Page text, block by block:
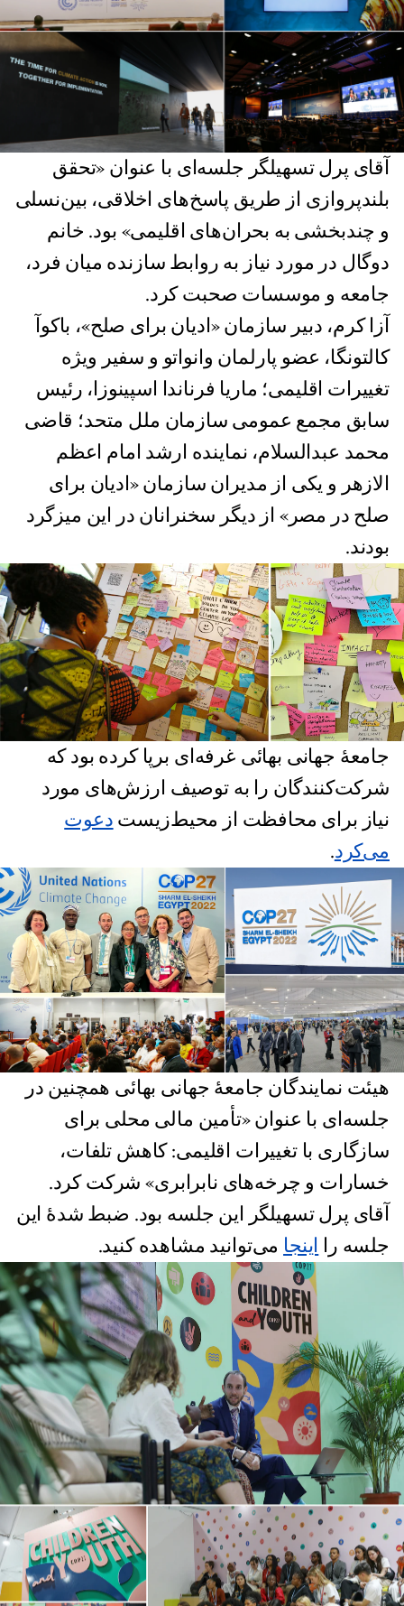
آقای پرل تسهیلگر جلسه‌ای با عنوان «تحقق
بلندپروازی از طریق پاسخ‌های اخلاقی، بین‌نسلی
و چندبخشی به بحران‌های اقلیمی» بود. خانم
دوگال در مورد نیاز به روابط سازنده میان فرد،
جامعه و موسسات صحبت کرد.
آزا کرم، دبیر سازمان «ادیان برای صلح»، باکوآ
کالتونگا، عضو پارلمان وانواتو و سفیر ویژه
تغییرات اقلیمی؛ ماریا فرناندا اسپینوزا، رئیس
سابق مجمع عمومی سازمان ملل متحد؛ قاضی
محمد عبدالسلام، نماینده ارشد امام اعظم
الازهر و یکی از مدیران سازمان «ادیان برای
صلح در مصر» از دیگر سخنرانان در این میزگرد
بودند.
جامعهٔ جهانی بهائی غرفه‌ای برپا کرده بود که
شرکت‌کنندگان را به توصیف ارزش‌های مورد
نیاز برای محافظت از محیط‌زیست دعوت
می‌کرد.
هیئت نمایندگان جامعهٔ جهانی بهائی همچنین در
جلسه‌ای با عنوان «تأمین مالی محلی برای
سازگاری با تغییرات اقلیمی: کاهش تلفات،
خسارات و چرخه‌های نابرابری» شرکت کرد.
آقای پرل تسهیلگر این جلسه بود. ضبط شدهٔ این
جلسه را اینجا می‌توانید مشاهده کنید.